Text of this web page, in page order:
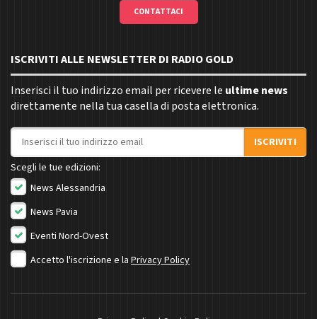
CONTATTACI
ISCRIVITI ALLE NEWSLETTER DI RADIO GOLD
Inserisci il tuo indirizzo email per ricevere le ultime news
direttamente nella tua casella di posta elettronica.
Indirizzo email
ISCRIVITI
Scegli le tue edizioni:
News Alessandria
News Pavia
Eventi Nord-Ovest
Accetto l'iscrizione e la Privacy Policy